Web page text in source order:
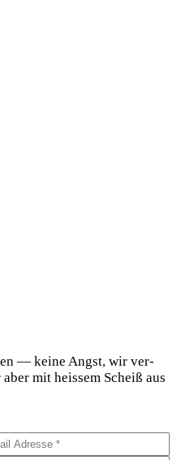
— kei­ne Angst, wir ver­
mit heis­sem Scheiß aus